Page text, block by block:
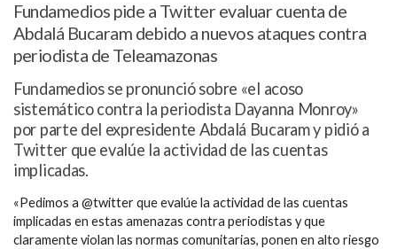
Fundamedios pide a Twitter evaluar cuenta de
Abdalá Bucaram debido a nuevos ataques contra
periodista de Teleamazonas
Fundamedios se pronunció sobre «el acoso
sistemático contra la periodista Dayanna Monroy»
por parte del expresidente Abdalá Bucaram y pidió a
Twitter que evalúe la actividad de las cuentas
implicadas.
«Pedimos a @twitter que evalúe la actividad de las cuentas
implicadas en estas amenazas contra periodistas y que
claramente violan las normas comunitarias, ponen en alto riesgo